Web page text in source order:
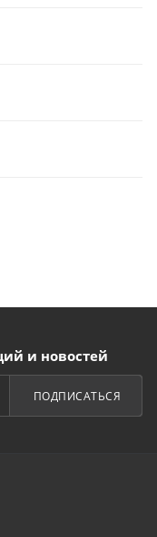
и новостей
ПОДПИСАТЬСЯ